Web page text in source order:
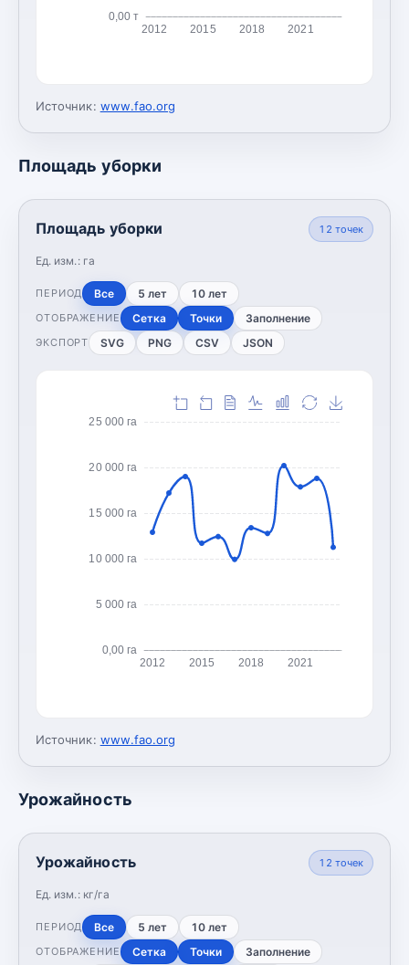
0,00 т
2012 2015 2018 2021
Источник: www.fao.org
Площадь уборки
Площадь уборки
Ед. изм.: га
12 точек
ПЕРИОД Все 5 лет 10 лет
ОТОБРАЖЕНИЕ Сетка Точки Заполнение
ЭКСПОРТ SVG PNG CSV JSON
0,00 га
5 000 га
10 000 га
15 000 га
20 000 га
25 000 га
2012 2015 2018 2021
Источник: www.fao.org
Урожайность
Урожайность
Ед. изм.: кг/га
12 точек
ПЕРИОД Все 5 лет 10 лет
ОТОБРАЖЕНИЕ Сетка Точки Заполнение